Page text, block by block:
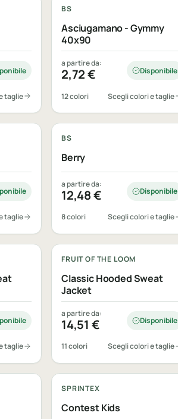
taglie
BS
Asciugamano - Gymmy
40x90
a partire da:
2,72€ Disponibile
12 colori Scegli colori e taglie
taglie
BS
Berry
a partire da:
12,48€ Disponibile
8 colori Scegli colori e taglie
taglie
FRUIT OF THE LOOM
Classic Hooded Sweat
Jacket
a partire da:
14,51 € Disponibile
11 colori Scegli colori e taglie
SPRINTEX
Contest Kids